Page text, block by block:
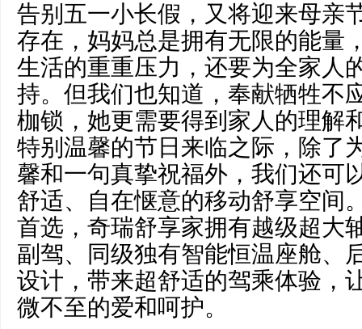
告别五一小长假，又将迎来母亲
存在，妈妈总是拥有无限的能量
生活的重重压力，还要为全家人
持。但我们也知道，奉献牺牲不
枷锁，她更需要得到家人的理解
特别温馨的节日来临之际，除了
馨和一句真挚祝福外，我们还可
舒适、自在惬意的移动舒享空间
首选，奇瑞舒享家拥有越级超大
副驾、同级独有智能恒温座舱、
设计，带来超舒适的驾乘体验，
微不至的爱和呵护。